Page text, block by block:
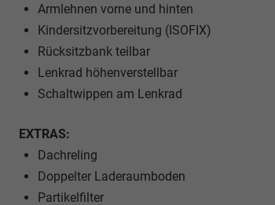
Armlehnen vorne und hinten
Kindersitzvorbereitung (ISOFIX)
Rücksitzbank teilbar
Lenkrad höhenverstellbar
Schaltwippen am Lenkrad
EXTRAS:
Dachreling
Doppelter Laderaumboden
Partikelfilter